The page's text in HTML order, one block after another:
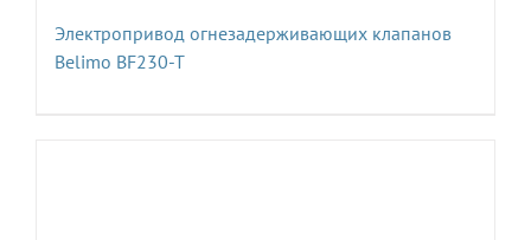
Электропривод огнезадерживающих клапанов
Belimo BF230-T